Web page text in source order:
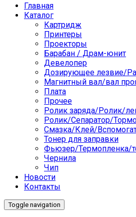
Главная
Каталог
Картридж
Принтеры
Проекторы
Барабан / Драм-юнит
Девелопер
Дозирующее лезвие/
Магнитный вал/вал
Плата
Прочее
Ролик заряда/Ролик/
Ролик/Сепаратор/
Смазка/Клей/
Тонер для заправки
Фьюзер/Термопленка/
Чернила
Чип
Новости
Контакты
Toggle navigation